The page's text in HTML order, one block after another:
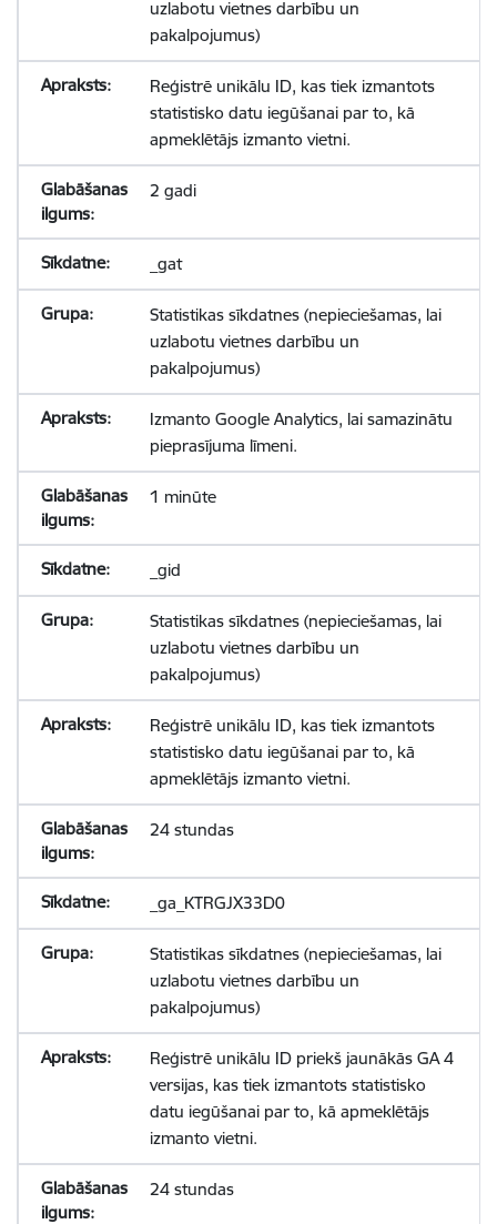
uzlabotu vietnes darbību un
pakalpojumus)
Reģistrē unikālu ID, kas tiek izmantots
statistisko datu iegūšanai par to, kā
apmeklētājs izmanto vietni.
2 gadi
_gat
Statistikas sīkdatnes (nepieciešamas, lai
uzlabotu vietnes darbību un
pakalpojumus)
Izmanto Google Analytics, lai samazinātu
pieprasījuma līmeni.
1 minūte
_gid
Statistikas sīkdatnes (nepieciešamas, lai
uzlabotu vietnes darbību un
pakalpojumus)
Reģistrē unikālu ID, kas tiek izmantots
statistisko datu iegūšanai par to, kā
apmeklētājs izmanto vietni.
24 stundas
_ga_KTRGJX33D0
Statistikas sīkdatnes (nepieciešamas, lai
uzlabotu vietnes darbību un
pakalpojumus)
Reģistrē unikālu ID priekš jaunākās GA 4
versijas, kas tiek izmantots statistisko
datu iegūšanai par to, kā apmeklētājs
izmanto vietni.
24 stundas